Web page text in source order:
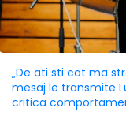
„De ati sti cat ma
mesaj le transmite
critica